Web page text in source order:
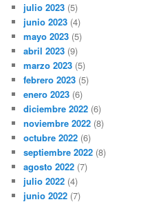
julio 2023 (5)
junio 2023 (4)
mayo 2023 (5)
abril 2023 (9)
marzo 2023 (5)
febrero 2023 (5)
enero 2023 (6)
diciembre 2022 (6)
noviembre 2022 (8)
octubre 2022 (6)
septiembre 2022 (8)
agosto 2022 (7)
julio 2022 (4)
junio 2022 (7)